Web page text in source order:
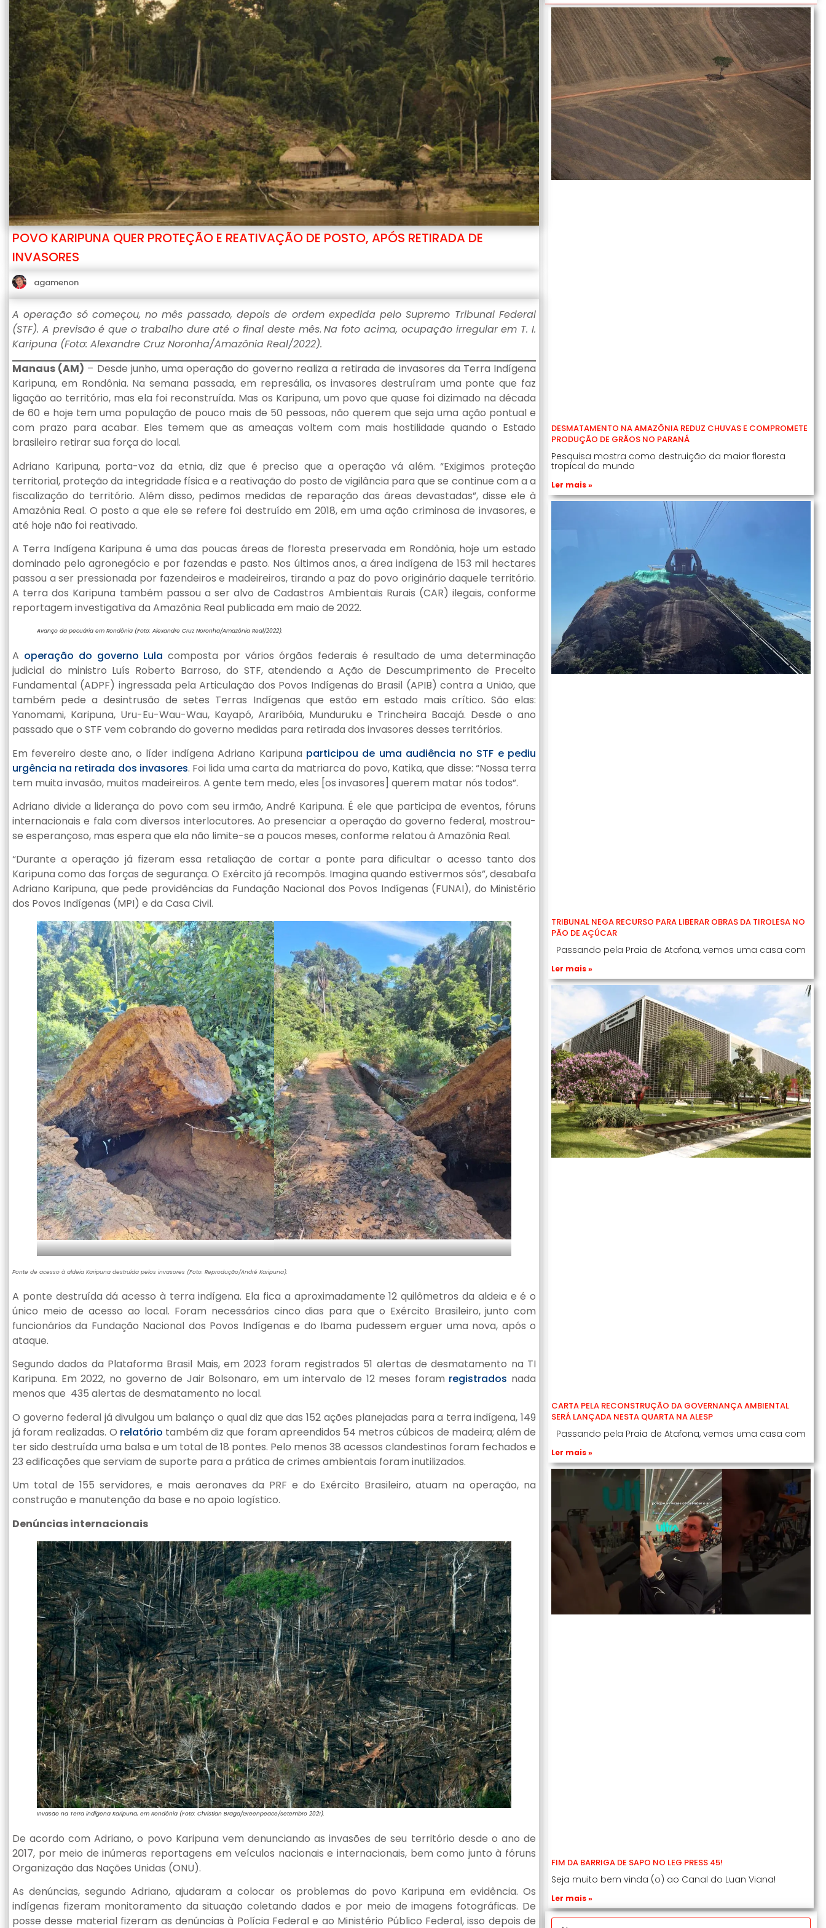
POVO KARIPUNA QUER PROTEÇÃO E REATIVAÇÃO DE POSTO, APÓS RETIRADA DE
INVASORES
agamenon
A operação só começou, no mês passado, depois de ordem expedida pelo Supremo Tribunal Federal
(STF). A previsão é que o trabalho dure até o final deste mês.Na foto acima, ocupação irregular em T. I.
Karipuna (Foto: Alexandre Cruz Noronha/Amazônia Real/2022).
Manaus (AM) – Desde junho, uma operação do governo realiza a retirada de invasores da Terra Indígena
Karipuna, em Rondônia. Na semana passada, em represália, os invasores destruíram uma ponte que faz
ligação ao território, mas ela foi reconstruída. Mas os Karipuna, um povo que quase foi dizimado na década
de 60 e hoje tem uma população de pouco mais de 50 pessoas, não querem que seja uma ação pontual e
com prazo para acabar. Eles temem que as ameaças voltem com mais hostilidade quando o Estado
brasileiro retirar sua força do local.
Adriano Karipuna, porta-voz da etnia, diz que é preciso que a operação vá além. “Exigimos proteção
territorial, proteção da integridade física e a reativação do posto de vigilância para que se continue com a a
fiscalização do território. Além disso, pedimos medidas de reparação das áreas devastadas”, disse ele à
Amazônia Real. O posto a que ele se refere foi destruído em 2018, em uma ação criminosa de invasores, e
até hoje não foi reativado.
A Terra Indígena Karipuna é uma das poucas áreas de floresta preservada em Rondônia, hoje um estado
dominado pelo agronegócio e por fazendas e pasto. Nos últimos anos, a área indígena de 153 mil hectares
passou a ser pressionada por fazendeiros e madeireiros, tirando a paz do povo originário daquele território.
A terra dos Karipuna também passou a ser alvo de Cadastros Ambientais Rurais (CAR) ilegais, conforme
reportagem investigativa da Amazônia Real publicada em maio de 2022.
Avanço da pecuária em Rondônia (Foto: Alexandre Cruz Noronha/Amazônia Real/2022).
A operação do governo Lula composta por vários órgãos federais é resultado de uma determinação
judicial do ministro Luís Roberto Barroso, do STF, atendendo a Ação de Descumprimento de Preceito
Fundamental (ADPF) ingressada pela Articulação dos Povos Indígenas do Brasil (APIB) contra a União, que
também pede a desintrusão de setes Terras Indígenas que estão em estado mais crítico. São elas:
Yanomami, Karipuna, Uru-Eu-Wau-Wau, Kayapó, Araribóia, Munduruku e Trincheira Bacajá. Desde o ano
passado que o STF vem cobrando do governo medidas para retirada dos invasores desses territórios.
Em fevereiro deste ano, o líder indígena Adriano Karipuna participou de uma audiência no STF e pediu
urgência na retirada dos invasores. Foi lida uma carta da matriarca do povo, Katika, que disse: “Nossa terra
tem muita invasão, muitos madeireiros. A gente tem medo, eles [os invasores] querem matar nós todos”.
Adriano divide a liderança do povo com seu irmão, André Karipuna. É ele que participa de eventos, fóruns
internacionais e fala com diversos interlocutores. Ao presenciar a operação do governo federal, mostrou-
se esperançoso, mas espera que ela não limite-se a poucos meses, conforme relatou à Amazônia Real.
“Durante a operação já fizeram essa retaliação de cortar a ponte para dificultar o acesso tanto dos
Karipuna como das forças de segurança. O Exército já recompôs. Imagina quando estivermos sós”, desabafa
Adriano Karipuna, que pede providências da Fundação Nacional dos Povos Indígenas (FUNAI), do Ministério
dos Povos Indígenas (MPI) e da Casa Civil.
Ponte de acesso à aldeia Karipuna destruída pelos invasores (Foto: Reprodução/André Karipuna).
A ponte destruída dá acesso à terra indígena. Ela fica a aproximadamente 12 quilômetros da aldeia e é o
único meio de acesso ao local. Foram necessários cinco dias para que o Exército Brasileiro, junto com
funcionários da Fundação Nacional dos Povos Indígenas e do Ibama pudessem erguer uma nova, após o
ataque.
Segundo dados da Plataforma Brasil Mais, em 2023 foram registrados 51 alertas de desmatamento na TI
Karipuna. Em 2022, no governo de Jair Bolsonaro, em um intervalo de 12 meses foram registrados nada
menos que 435 alertas de desmatamento no local.
O governo federal já divulgou um balanço o qual diz que das 152 ações planejadas para a terra indígena, 149
já foram realizadas. O relatório também diz que foram apreendidos 54 metros cúbicos de madeira; além de
ter sido destruída uma balsa e um total de 18 pontes. Pelo menos 38 acessos clandestinos foram fechados e
23 edificações que serviam de suporte para a prática de crimes ambientais foram inutilizados.
Um total de 155 servidores, e mais aeronaves da PRF e do Exército Brasileiro, atuam na operação, na
construção e manutenção da base e no apoio logístico.
Denúncias internacionais
Invasão na Terra indígena Karipuna, em Rondônia (Foto: Christian Braga/Greenpeace/setembro 2021).
De acordo com Adriano, o povo Karipuna vem denunciando as invasões de seu território desde o ano de
2017, por meio de inúmeras reportagens em veículos nacionais e internacionais, bem como junto à fóruns
Organização das Nações Unidas (ONU).
As denúncias, segundo Adriano, ajudaram a colocar os problemas do povo Karipuna em evidência. Os
indígenas fizeram monitoramento da situação coletando dados e por meio de imagens fotográficas. De
posse desse material fizeram as denúncias à Polícia Federal e ao Ministério Público Federal, isso depois de
DESMATAMENTO NA AMAZÔNIA REDUZ CHUVAS E COMPROMETE
PRODUÇÃO DE GRÃOS NO PARANÁ
Pesquisa mostra como destruição da maior floresta
tropical do mundo
Ler mais »
TRIBUNAL NEGA RECURSO PARA LIBERAR OBRAS DA TIROLESA NO
PÃO DE AÇÚCAR
Passando pela Praia de Atafona, vemos uma casa com
Ler mais »
CARTA PELA RECONSTRUÇÃO DA GOVERNANÇA AMBIENTAL
SERÁ LANÇADA NESTA QUARTA NA ALESP
Passando pela Praia de Atafona, vemos uma casa com
Ler mais »
FIM DA BARRIGA DE SAPO NO LEG PRESS 45!
Seja muito bem vinda (o) ao Canal do Luan Viana!
Ler mais »